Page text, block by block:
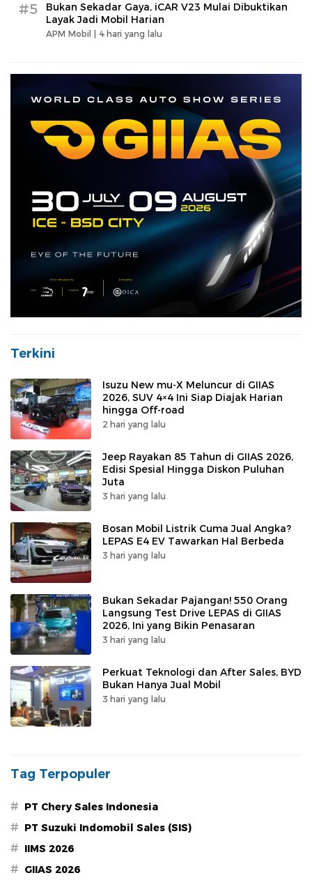
#5
Bukan Sekadar Gaya, iCAR V23 Mulai Dibuktikan
Layak Jadi Mobil Harian
APM Mobil | 4 hari yang lalu
Terkini
Isuzu New mu-X Meluncur di GIIAS
2026, SUV 4×4 Ini Siap Diajak Harian
hingga Off-road
2 hari yang lalu
Jeep Rayakan 85 Tahun di GIIAS 2026,
Edisi Spesial Hingga Diskon Puluhan
Juta
3 hari yang lalu
Bosan Mobil Listrik Cuma Jual Angka?
LEPAS E4 EV Tawarkan Hal Berbeda
3 hari yang lalu
Bukan Sekadar Pajangan! 550 Orang
Langsung Test Drive LEPAS di GIIAS
2026, Ini yang Bikin Penasaran
3 hari yang lalu
Perkuat Teknologi dan After Sales, BYD
Bukan Hanya Jual Mobil
3 hari yang lalu
Tag Terpopuler
# PT Chery Sales Indonesia
# PT Suzuki Indomobil Sales (SIS)
# IIMS 2026
# GIIAS 2026